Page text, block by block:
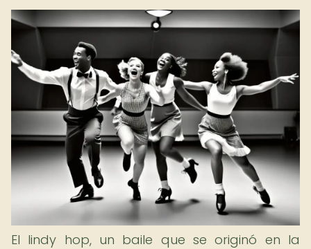
El lindy hop, un baile que se originó en la